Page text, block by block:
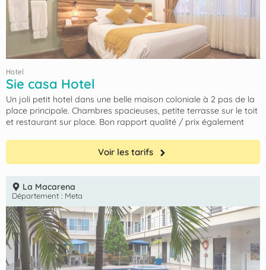
Hotel
Sie casa Hotel
Un joli petit hotel dans une belle maison coloniale à 2 pas de la
place principale. Chambres spacieuses, petite terrasse sur le toit
et restaurant sur place. Bon rapport qualité / prix également
Voir les tarifs
La Macarena
Département : Meta